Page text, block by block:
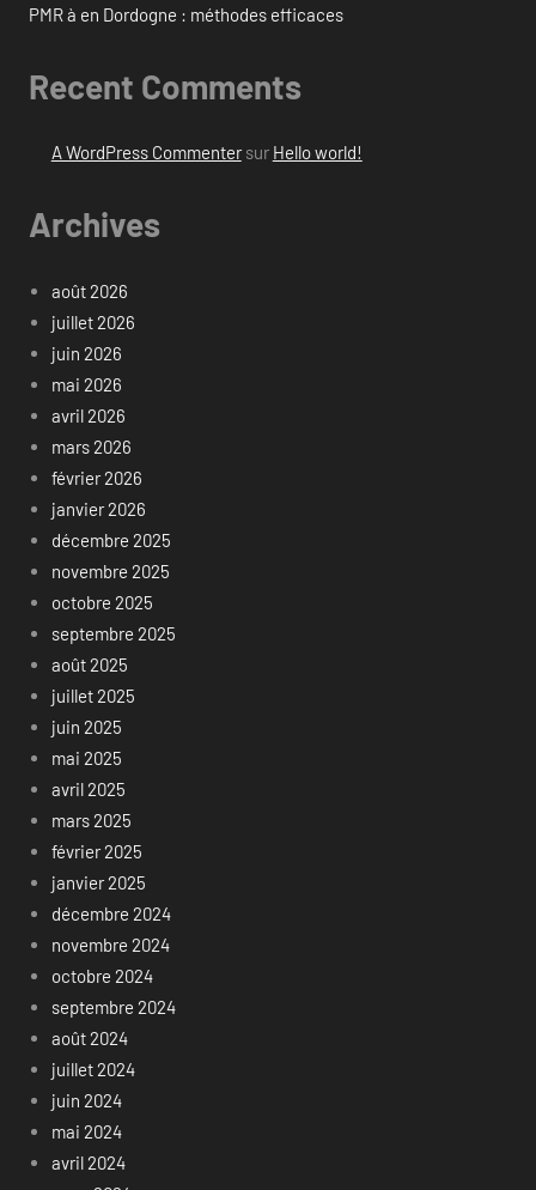
PMR à en Dordogne : méthodes efficaces
Recent Comments
A WordPress Commentersur Hello world!
Archives
août 2026
juillet 2026
juin 2026
mai 2026
avril 2026
mars 2026
février 2026
janvier 2026
décembre 2025
novembre 2025
octobre 2025
septembre 2025
août 2025
juillet 2025
juin 2025
mai 2025
avril 2025
mars 2025
février 2025
janvier 2025
décembre 2024
novembre 2024
octobre 2024
septembre 2024
août 2024
juillet 2024
juin 2024
mai 2024
avril 2024